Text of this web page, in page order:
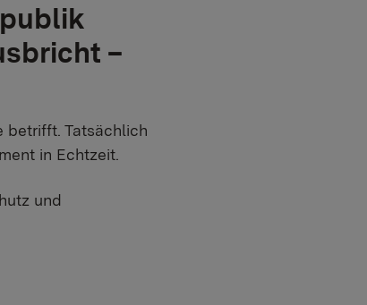
–
betrifft. Tatsächlich
in Echtzeit.
und